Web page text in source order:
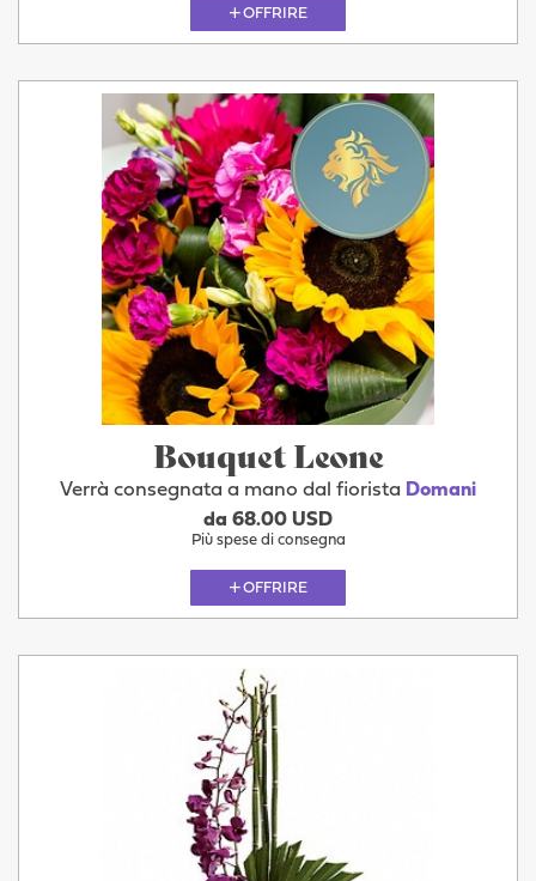
OFFRIRE
Bouquet Leone
Verrà consegnata a mano dal fiorista Domani
da 68.00 USD
Più spese di consegna
OFFRIRE